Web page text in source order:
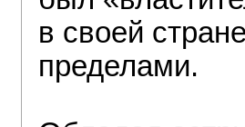
в своей
пределами.